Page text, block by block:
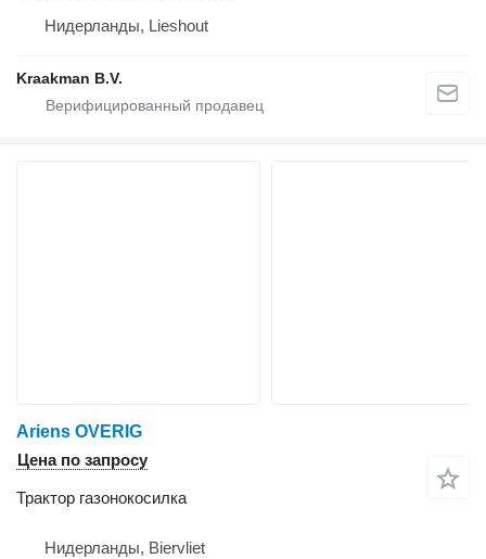
Нидерланды, Lieshout
Kraakman B.V.
Ariens OVERIG
Цена по запросу
Трактор газонокосилка
Нидерланды, Biervliet